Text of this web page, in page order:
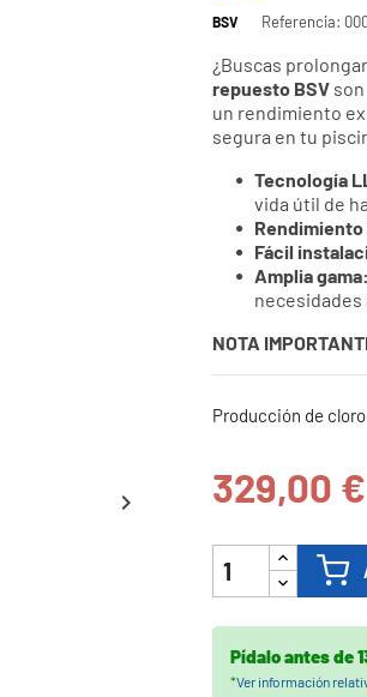

BSV Referencia:
¿Buscas
repuesto BSVson
un rendimiento
segura en tu
Tecnología
vida útil de
Fácil
Amplia gama:
necesidades
NOTA
Producción de cloro
329,00 €